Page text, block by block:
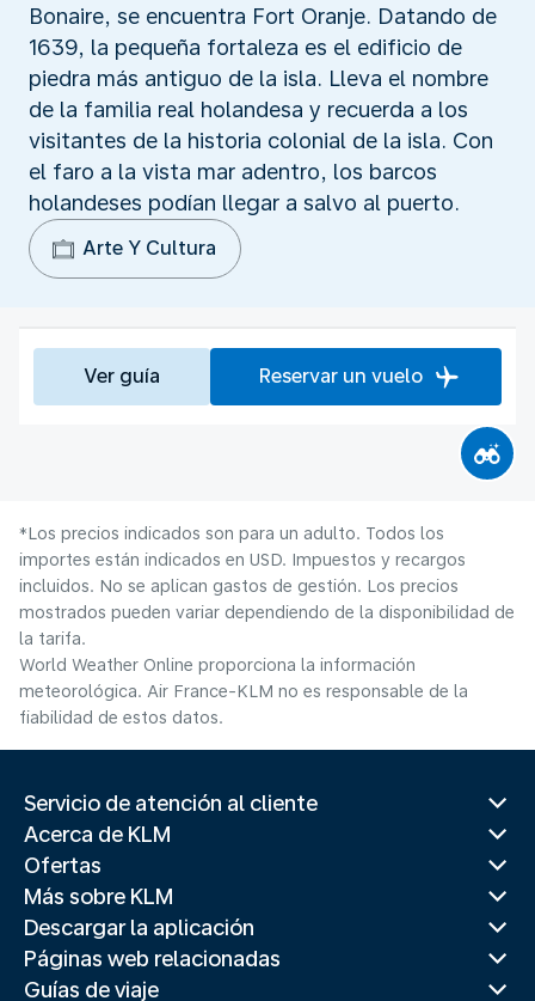
Bonaire, se encuentra Fort Oranje. Datando de
1639, la pequeña fortaleza es el edificio de
piedra más antiguo de la isla. Lleva el nombre
de la familia real holandesa y recuerda a los
visitantes de la historia colonial de la isla. Con
el faro a la vista mar adentro, los barcos
holandeses podían llegar a salvo al puerto.
Arte Y Cultura
Ver guía Reservar un vuelo
*Los precios indicados son para un adulto. Todos los
importes están indicados en USD. Impuestos y recargos
incluidos. No se aplican gastos de gestión. Los precios
mostrados pueden variar dependiendo de la disponibilidad de
la tarifa.
World Weather Online proporciona la información
meteorológica. Air France-KLM no es responsable de la
fiabilidad de estos datos.
Servicio de atención al cliente
Acerca de KLM
Ofertas
Más sobre KLM
Descargar la aplicación
Páginas web relacionadas
Guías de viaje